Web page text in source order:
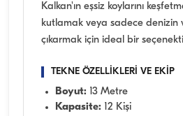
Kalkan'ın eşsiz koylarını
kutlamak veya sadece denizin
çıkarmak için ideal bir
TEKNE ÖZELLİKLERİ VE EKİP
Boyut: 13 Metre
Kapasite: 12 Kişi